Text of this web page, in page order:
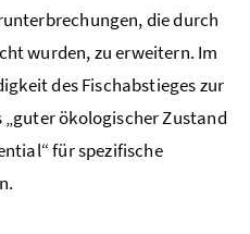
die durch
wurden, zu erweitern. Im
des Fischabstieges zur
ökologischer Zustand
für spezifische